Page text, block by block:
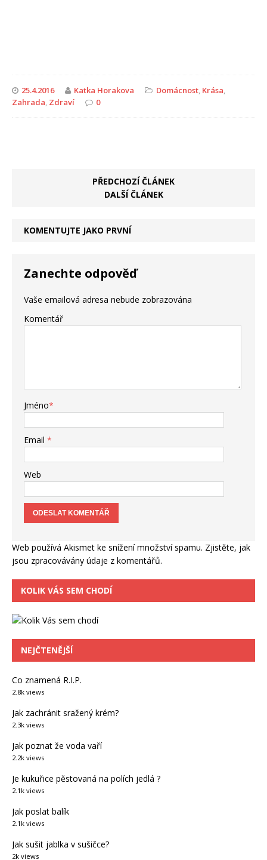
25.4.2016 Katka Horakova Domácnost, Krása,
Zahrada, Zdraví 0
PŘEDCHOZÍ ČLÁNEK
DALŠÍ ČLÁNEK
KOMENTUJTE JAKO PRVNÍ
Zanechte odpověď
Vaše emailová adresa nebude zobrazována
Komentář
Jméno*
Email *
Web
Web používá Akismet ke snížení množství spamu. Zjistěte, jak
jsou zpracovávány údaje z komentářů.
KOLIK VÁS SEM CHODÍ
NEJČTENĚJŠÍ
Co znamená R.I.P.
2.8k views
Jak zachránit sražený krém?
2.3k views
Jak poznat že voda vaří
2.2k views
Je kukuřice pěstovaná na polích jedlá ?
2.1k views
Jak poslat balík
2.1k views
Jak sušit jablka v sušičce?
2k views